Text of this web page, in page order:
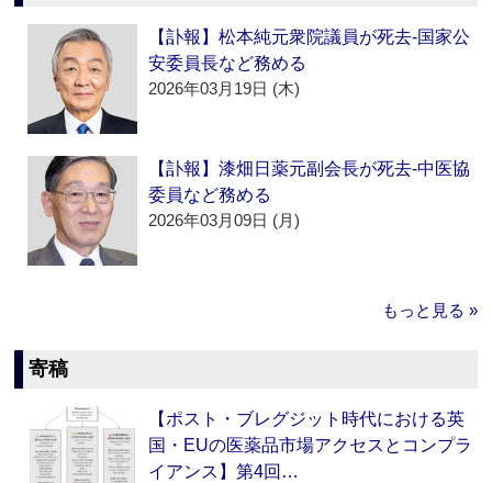
【訃報】松本純元衆院議員が死去‐国家公
安委員長など務める
2026年03月19日 (木)
【訃報】漆畑日薬元副会長が死去‐中医協
委員など務める
2026年03月09日 (月)
もっと見る »
寄稿
【ポスト・ブレグジット時代における英
国・EUの医薬品市場アクセスとコンプラ
イアンス】第4回…